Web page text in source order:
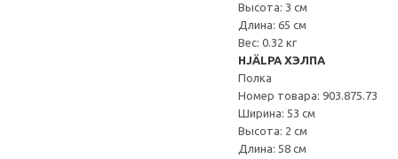
Высота: 3 см
Длина: 65 см
Вес: 0.32 кг
HJÄLPA ХЭЛПА
Полка
Номер товара: 903.875.73
Ширина: 53 см
Высота: 2 см
Длина: 58 см